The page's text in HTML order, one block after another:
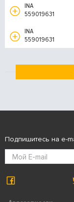
INA
559019631
INA
559019631
Подпишитесь на e-